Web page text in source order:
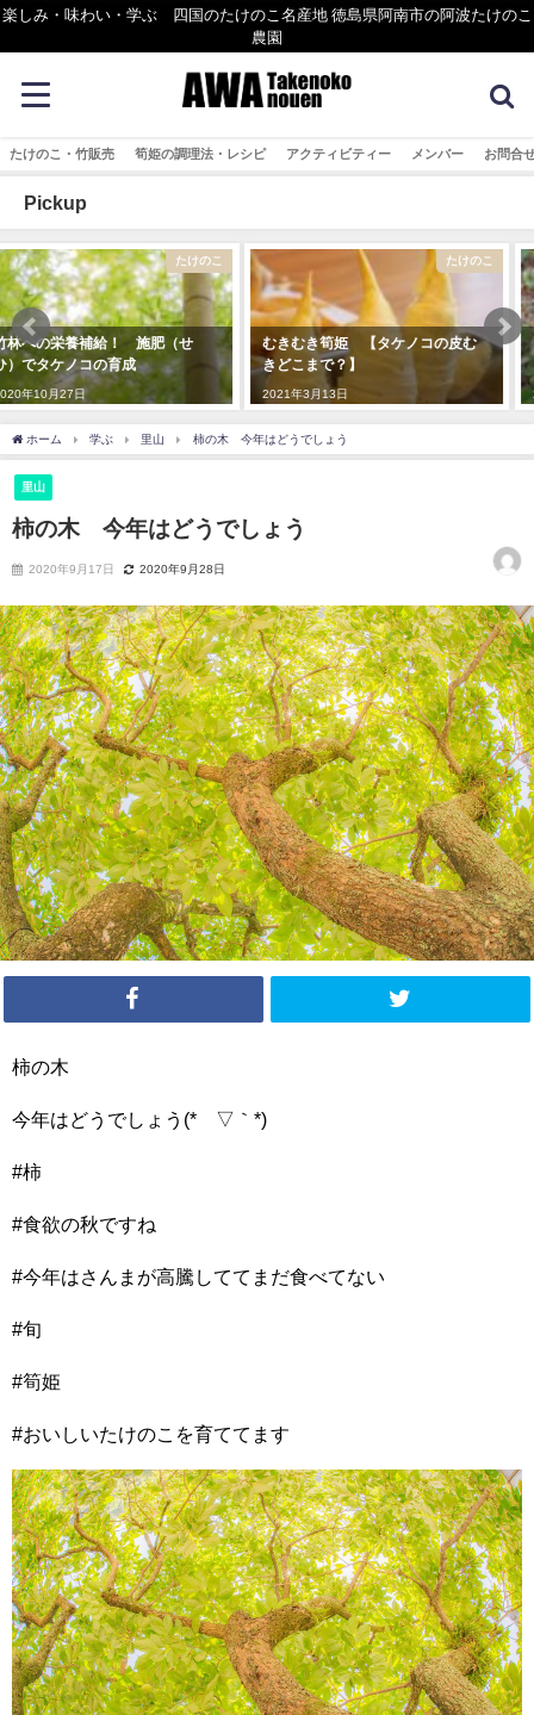
楽しみ・味わい・学ぶ 四国のたけのこ名産地 徳島県阿南市の阿波たけのこ
農園
たけのこ・竹販売 筍姫の調理法・レシピ アクティビティー メンバー お問合
Pickup
たけのこ
むきむき筍姫 【タケノコの皮む
きどこまで？】
2021年3月13日
たけのこ料理
【タケノコの楽しみ方】レシピだ
いたい50＋子供と一緒に体験！
2021年8月15日
ホーム 学ぶ 里山 柿の木 今年はどうでしょう
里山
柿の木 今年はどうでしょう
2020年9月17日 2020年9月28日
柿の木
今年はどうでしょう(*´▽｀*)
#柿
#食欲の秋ですね
#今年はさんまが高騰しててまだ食べてない
#旬
#筍姫
#おいしいたけのこを育ててます